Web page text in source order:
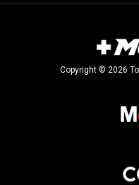
Copyright © 2026